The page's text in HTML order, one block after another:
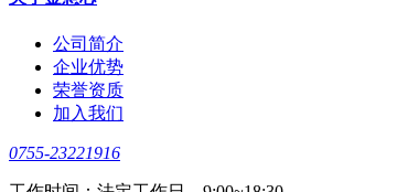
公司简介
企业优势
荣誉资质
加入我们
0755-23221916